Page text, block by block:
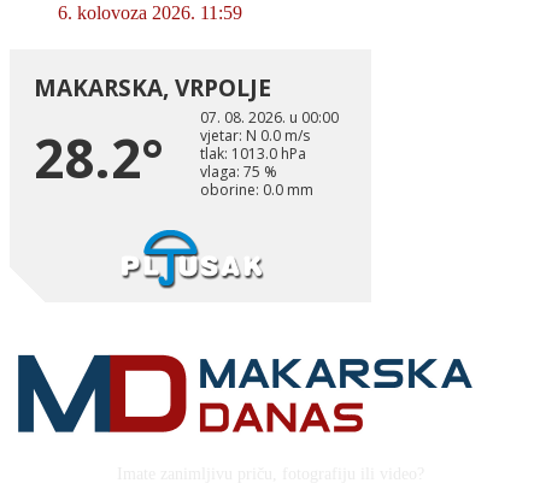
6. kolovoza 2026. 11:59